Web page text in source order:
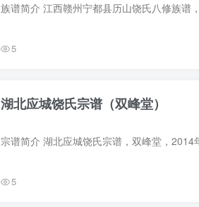
5
湖北应城饶氏宗谱（双峰堂）
5